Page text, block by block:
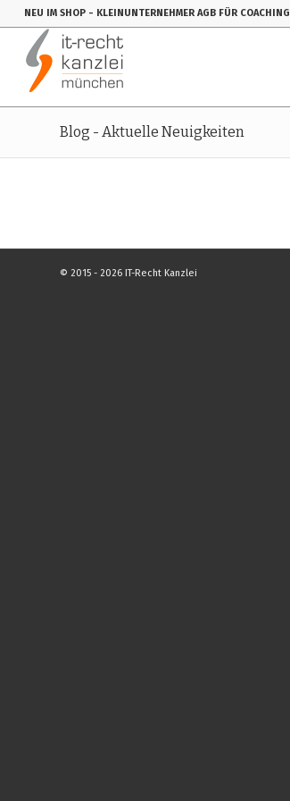
NEU IM SHOP - KLEINUNTERNEHMER AGB FÜR COACHING
Blog - Aktuelle Neuigkeiten
© 2015 - 2026 IT-Recht Kanzlei